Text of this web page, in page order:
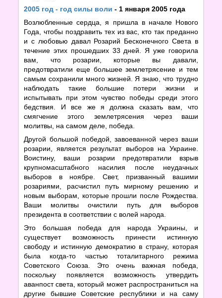
2005 год - год силы воли - 1 января 2005 года
Возлюбленные сердца, я пришла в начале Нового
Года, чтобы поздравить тех из вас, кто так преданно
и с любовью давал Розарий Бесконечного Света в
течение этих прошедших 33 дней. Я уже говорила
вам, что розарии, которые вы давали,
предотвратили еще большее землетрясение и тем
самым сохранили много жизней. Я знаю, что трудно
наблюдать такие большие потери жизни и
испытывать при этом чувство победы среди этого
бедствия. И все же я должна сказать вам, что
смягчение этого землетрясения через ваши
молитвы, на самом деле, победа.
Другой большой победой, завоеванной через ваши
розарии, является результат выборов на Украине.
Воистину, ваши розарии предотвратили взрыв
крупномасштабного насилия после неудачных
выборов в ноябре. Свет, призванный вашими
розариями, расчистил путь мирному решению и
новым выборам, которые прошли после Рождества.
Ваши молитвы очистили путь для выборов
президента в соответствии с волей народа.
Это большая победа для народа Украины, и
существует возможность принести истинную
свободу и истинную демократию в страну, которая
была когда-то частью тоталитарного режима
Советского Союза. Это очень важная победа,
поскольку появляется возможность утвердить
аванпост света, который может распространиться на
другие бывшие Советские республики и на саму